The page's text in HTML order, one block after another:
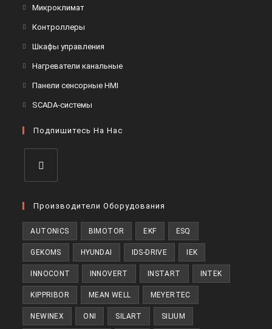
Микроклимат
Контроллеры
Шкафы управления
Нагреватели канальные
Панели сенсорные HMI
SCADA-системы
Подпишитесь На Нас
Производители Оборудования
AUTONICS BIMOTOR EKF ESQ
GEKOMS HYUNDAI IDS-DRIVE IEK
INNOCONT INNOVERT INSTART INTEK
KIPPRIBOR MEAN WELL MEYERTEC
NEWINEX ONI SILART SILIUM